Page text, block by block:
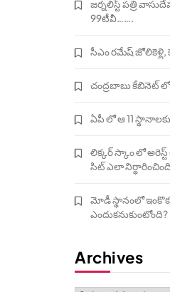
జర్నలిస్ట్ పత్రి
99టీవీ…….
సీఎం రమేష్ జోలికెళ్లి,
చంద్రబాబు కేబినెట్
ఏపీ లో ఆ 11
లిక్కర్ స్కాం లో
సిట్ ఎలా
మోడీ స్థానంలో
ఎందుకనుకుంటోంది?
Archives